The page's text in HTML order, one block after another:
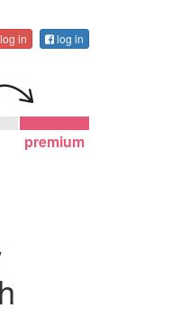
log in log in
premium